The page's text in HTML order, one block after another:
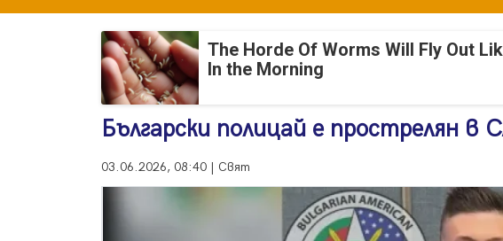
The Horde Of Worms Will Fly Out
In the Morning
Български полицай е прострелян в
03.06.2026, 08:40 | Свят